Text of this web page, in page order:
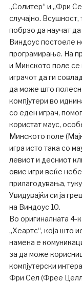
„Солитер“ и „Фри
случајно.
побрзо да научат да
Виндоус постоеле
програмирање. На
и Минското поле се
играчот да ги
да може што
компјутери во
со еден играч,
користат маус,
Минското поле
игра исто така со
левиот и десниот
овие игри веќе
прилагодувања,
Увидувајќи си ја
на Виндоус 10.
Во оригиналната 4-
„Хеартс“, која што
намена е
за да може
компјутерски
Фри Сел (Фрее Целл)